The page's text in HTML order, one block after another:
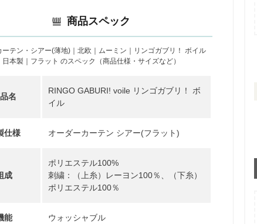
商品スペック
ーテン・シアー(薄地)｜北欧｜ムーミン｜リンゴガブリ！ ボイル
日本製｜フラット のスペック（商品仕様・サイズなど）
名
RINGO GABURI! voile リンゴガブリ！ ボ
イル
仕様 オーダーカーテン シアー(フラット)
成
ポリエステル100%
刺繍：（上糸）レーヨン100％、（下糸）
ポリエステル100％
能 ウォッシャブル